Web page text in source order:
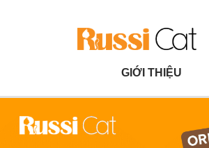
GIỚI THIỆU